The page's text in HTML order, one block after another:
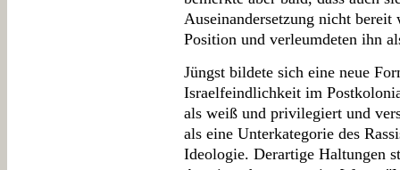
Auseinandersetzung nicht
Position und verleumdeten ihn
Jüngst bildete sich eine neue
Israelfeindlichkeit im
als weiß und privilegiert und
als eine Unterkategorie des
Ideologie. Derartige Haltungen